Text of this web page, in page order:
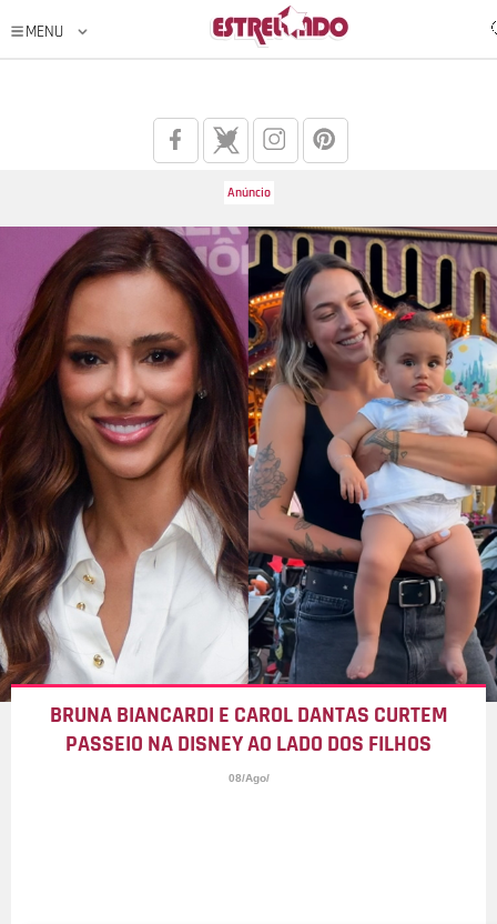
BRUNA BIANCARDI E CAROL DANTAS CURTEM
PASSEIO NA DISNEY AO LADO DOS FILHOS
08/Ago/